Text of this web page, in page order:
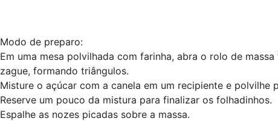
Modo de preparo:
Em uma mesa polvilhada com farinha, abra o rolo de
zague, formando triângulos.
Misture o açúcar com a canela em um recipiente e polvilhe
Reserve um pouco da mistura para finalizar os folhadinhos.
Espalhe as nozes picadas sobre a massa.